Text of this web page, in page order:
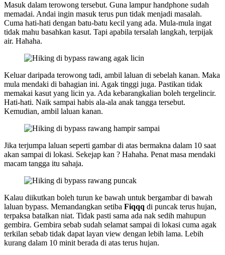
Masuk dalam terowong tersebut. Guna lampur handphone sudah
memadai. Andai ingin masuk terus pun tidak menjadi masalah.
Cuma hati-hati dengan batu-batu kecil yang ada. Mula-mula ingat
tidak mahu basahkan kasut. Tapi apabila tersalah langkah, terpijak
air. Hahaha.
Keluar daripada terowong tadi, ambil laluan di sebelah kanan. Maka
mula mendaki di bahagian ini. Agak tinggi juga. Pastikan tidak
memakai kasut yang licin ya. Ada kebarangkalian boleh tergelincir.
Hati-hati. Naik sampai habis ala-ala anak tangga tersebut.
Kemudian, ambil laluan kanan.
Jika terjumpa laluan seperti gambar di atas bermakna dalam 10 saat
akan sampai di lokasi. Sekejap kan ? Hahaha. Penat masa mendaki
macam tangga itu sahaja.
Kalau diikutkan boleh turun ke bawah untuk bergambar di bawah
laluan bypass. Memandangkan setiba Fiqqq di puncak terus hujan,
terpaksa batalkan niat. Tidak pasti sama ada nak sedih mahupun
gembira. Gembira sebab sudah selamat sampai di lokasi cuma agak
terkilan sebab tidak dapat layan view dengan lebih lama. Lebih
kurang dalam 10 minit berada di atas terus hujan.